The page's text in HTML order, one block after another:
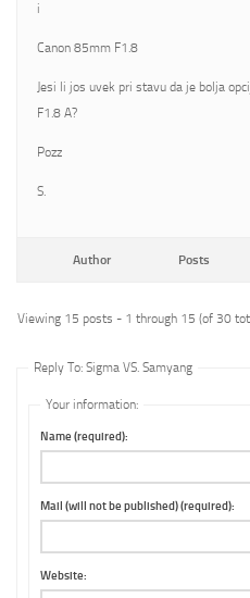
i
Canon 85mm F1.8
Jesi li jos uvek pri stavu da je bolja
F1.8 A?
Pozz
S.
Author Posts
Viewing 15 posts - 1 through 15 (of 30
Reply To: Sigma VS. Samyang
Your information:
Name (required):
Mail (will not be published) (required):
Website: